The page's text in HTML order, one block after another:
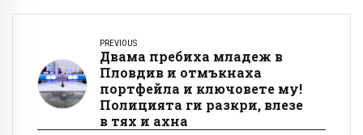
PREVIOUS
Двама пребиха младеж в
Пловдив и отмъкнаха
портфейла и ключовете му!
Полицията ги разкри, влезе
в тях и ахна